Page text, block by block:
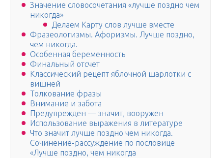
Значение словосочетания «лучше поздно чем
никогда»
Делаем Карту слов лучше вместе
Фразеологизмы. Афоризмы. Лучше поздно,
чем никогда.
Особенная беременность
Финальный отсчет
Классический рецепт яблочной шарлотки с
вишней
Толкование фразы
Внимание и забота
Предупрежден — значит, вооружен
Использование выражения в литературе
Что значит лучше поздно чем никогда.
Сочинение-рассуждение по пословице
«Лучше поздно, чем никогда